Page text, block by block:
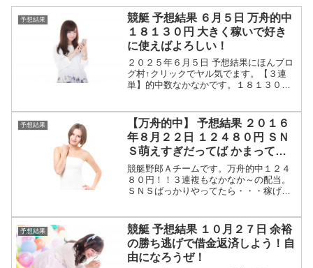
予想結果
競艇 予想結果 ６月５日 万舟的中
１８１３０円 大きく稼いで好き
に使えばよろしい！
２０２５年６月５日 予想結果にほんブロ
グ村↑クリックでヤル気でます。【３連
単】的中数なかなかです。１８１３０円
です。本日も手堅く投資しましょう。
【結果】万舟的中でした。...
予想結果
【万舟的中】 予想結果 ２０１６
年８月２２日 １２４８０円 ＳＮ
Ｓ萌えすぎだってば かまってち
ゃんでは稼げないよ～
競艇野郎Ａチームです。万舟的中１２４
８０円！！３連複もなかなか～の配当。
ＳＮＳばっかりやってたら・・・稼げま
ほしくてかまってほしくて、たまらない
んです。寂しいから学歴で...
予想結果
競艇 予想結果 １０月２７日 余裕
の勝ち逃げで借金返済しよう！自
由になろうぜ！